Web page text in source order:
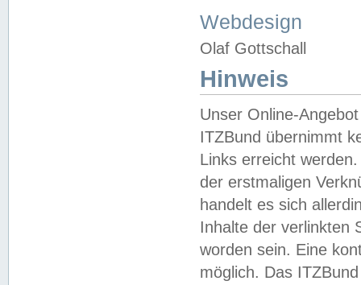
Webdesign
Olaf Gottschall
Hinweis
Unser Online-
ITZBund übernimmt
Links erreicht
der erstmaligen
handelt es sich
Inhalte der verlinkten
worden sein. Eine
möglich. Das